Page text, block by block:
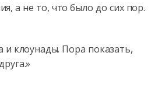
а не то, что было до сих пор.
и клоунады. Пора показать,